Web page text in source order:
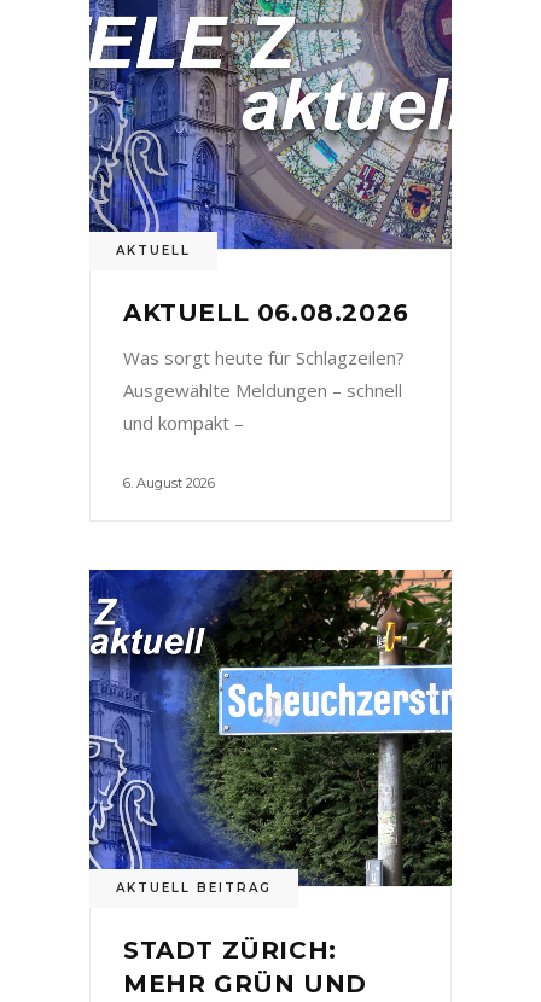
AKTUELL
AKTUELL 06.08.2026
Was sorgt heute für Schlagzeilen?
Ausgewählte Meldungen – schnell
und kompakt –
6. August 2026
AKTUELL BEITRAG
STADT ZÜRICH:
MEHR GRÜN UND